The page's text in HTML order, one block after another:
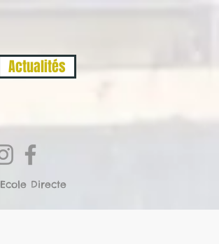
Actualités
Ecole Directe